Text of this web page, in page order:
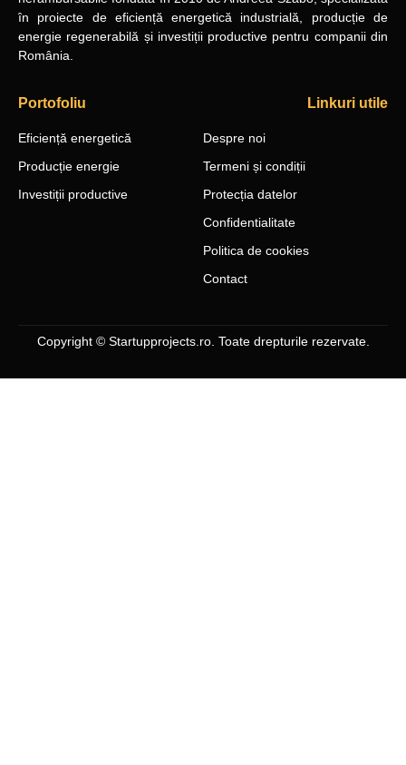
în proiecte de eficiență energetică industrială, producție de
energie regenerabilă și investiții productive pentru companii din
România.
Portofoliu
Eficiență energetică
Producție energie
Investiții productive
Linkuri utile
Despre noi
Termeni și condiții
Protecția datelor
Confidentialitate
Politica de cookies
Contact
Copyright © Startupprojects.ro. Toate drepturile rezervate.